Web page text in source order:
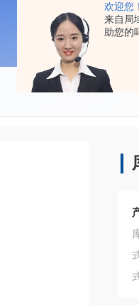
欢迎您！
来自局
助您的